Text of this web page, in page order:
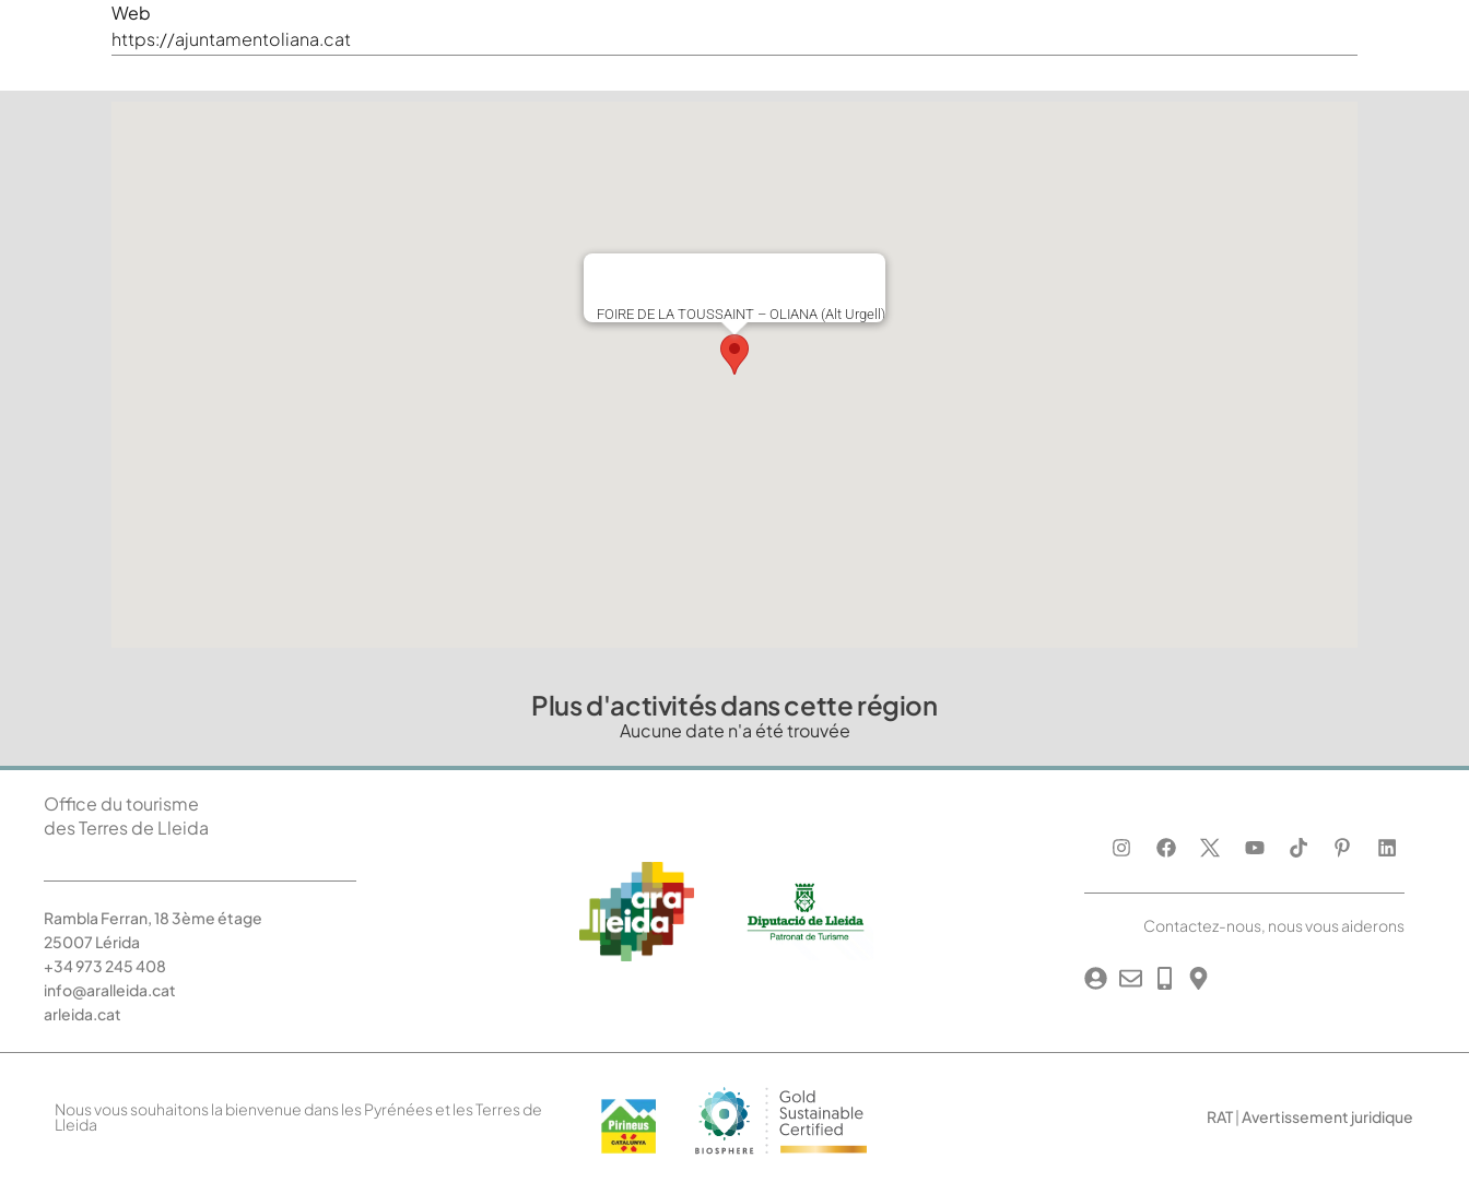
Web
https://ajuntamentoliana.cat
FOIRE DE LA TOUSSAINT – OLIANA (Alt Urgell)
Plus d'activités dans cette région
Aucune date n'a été trouvée
Office du tourisme
des Terres de Lleida
Rambla Ferran, 18 3ème étage
25007 Lérida
+34 973 245 408
info@aralleida.cat
arleida.cat
Contactez-nous, nous vous aiderons
Nous vous souhaitons la bienvenue dans les Pyrénées et les Terres de
Lleida RAT|Avertissement juridique